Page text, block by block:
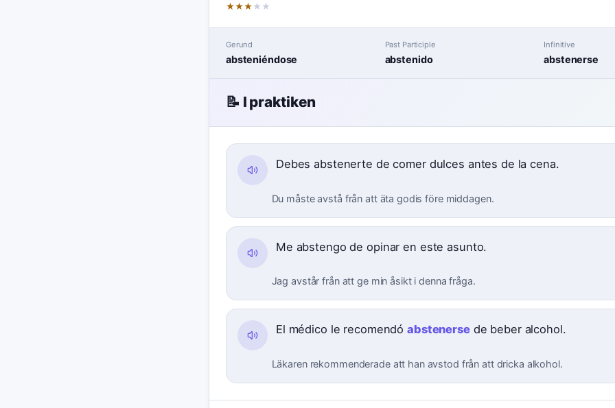
★★★ ★ ★
Gerund
absteniéndose
Past Participle
abstenido
Infinitive
abstenerse
📝 I praktiken
Debes abstenerte de comer dulces antes de la cena.
Du måste avstå från att äta godis före middagen.
Me abstengo de opinar en este asunto.
Jag avstår från att ge min åsikt i denna fråga.
El médico le recomendóabstenersede beber alcohol.
Läkaren rekommenderade att han avstod från att dricka alkohol.